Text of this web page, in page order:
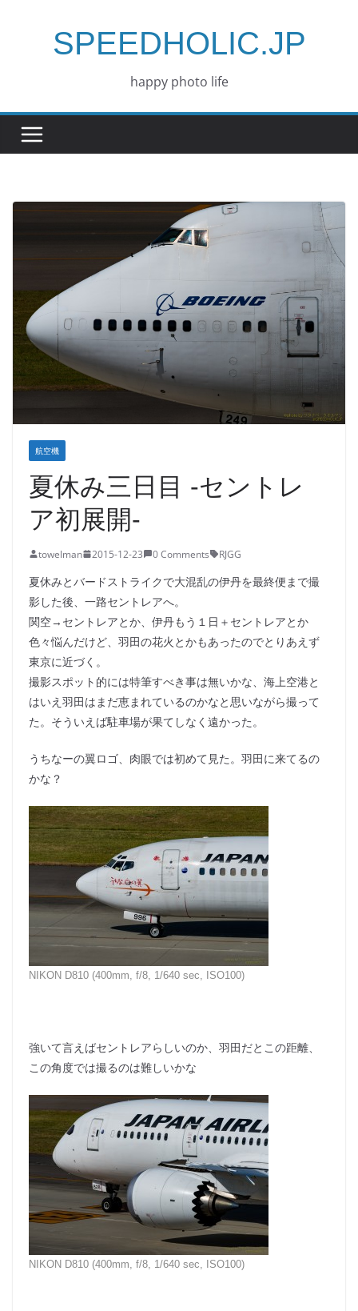
SPEEDHOLIC.JP
happy photo life
航空機
夏休み三日目 -セントレ
ア初展開-
towelman 2015-12-23 0 Comments RJGG
夏休みとバードストライクで大混乱の伊丹を最終便まで撮
影した後、一路セントレアへ。
関空→セントレアとか、伊丹もう１日＋セントレアとか
色々悩んだけど、羽田の花火とかもあったのでとりあえず
東京に近づく。
撮影スポット的には特筆すべき事は無いかな、海上空港と
はいえ羽田はまだ恵まれているのかなと思いながら撮って
た。そういえば駐車場が果てしなく遠かった。
うちなーの翼ロゴ、肉眼では初めて見た。羽田に来てるの
かな？
NIKON D810 (400mm, f/8, 1/640 sec, ISO100)
強いて言えばセントレアらしいのか、羽田だとこの距離、
この角度では撮るのは難しいかな
NIKON D810 (400mm, f/8, 1/640 sec, ISO100)